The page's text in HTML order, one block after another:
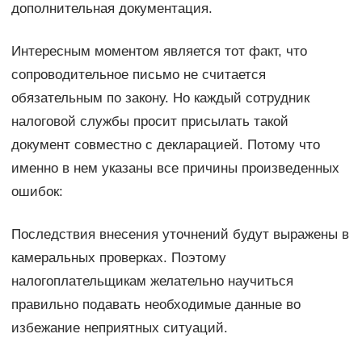
дополнительная документация.
Интересным моментом является тот факт, что
сопроводительное письмо не считается
обязательным по закону. Но каждый сотрудник
налоговой службы просит присылать такой
документ совместно с декларацией. Потому что
именно в нем указаны все причины произведенных
ошибок:
Последствия внесения уточнений будут выражены в
камеральных проверках. Поэтому
налогоплательщикам желательно научиться
правильно подавать необходимые данные во
избежание неприятных ситуаций.